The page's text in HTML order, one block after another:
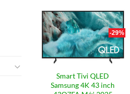
-29%
Smart Tivi QLED
Samsung 4K 43 inch